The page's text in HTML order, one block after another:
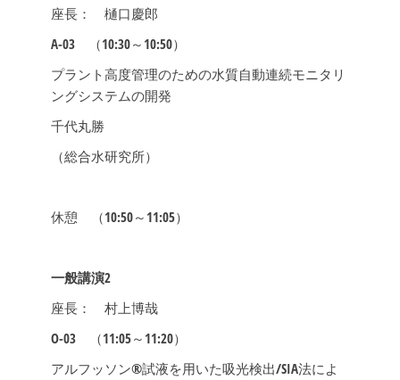
座長： 樋口慶郎
A-03（10:30～10:50）
プラント高度管理のための水質自動連続モニタリ
ングシステムの開発
千代丸勝
（総合水研究所）
休憩 （10:50～11:05）
一般講演2
座長： 村上博哉
O-03（11:05～11:20）
アルフッソン®試液を用いた吸光検出/SIA法によ